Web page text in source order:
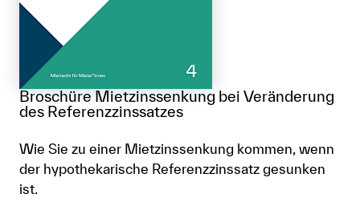
Broschüre Mietzinssenkung bei Veränderung
des Referenzzinssatzes
Wie Sie zu einer Mietzinssenkung kommen, wenn
der hypothekarische Referenzzinssatz gesunken
ist.